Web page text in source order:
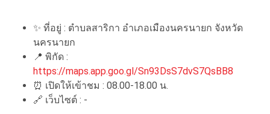
✨ ที่อยู่ : ตำบลสาริกา อำเภอเมืองนครนายก จังหวัด
นครนายก
📍 พิกัด :
https://maps.app.goo.gl/Sn93DsS7dvS7QsBB8
⏰ เปิดให้เข้าชม : 08.00-18.00 น.
🔗 เว็บไซต์ : -